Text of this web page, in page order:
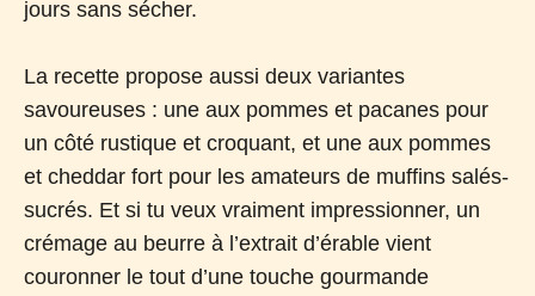
jours sans sécher.
La recette propose aussi deux variantes
savoureuses : une aux pommes et pacanes pour
un côté rustique et croquant, et une aux pommes
et cheddar fort pour les amateurs de muffins salés-
sucrés. Et si tu veux vraiment impressionner, un
crémage au beurre à l’extrait d’érable vient
couronner le tout d’une touche gourmande